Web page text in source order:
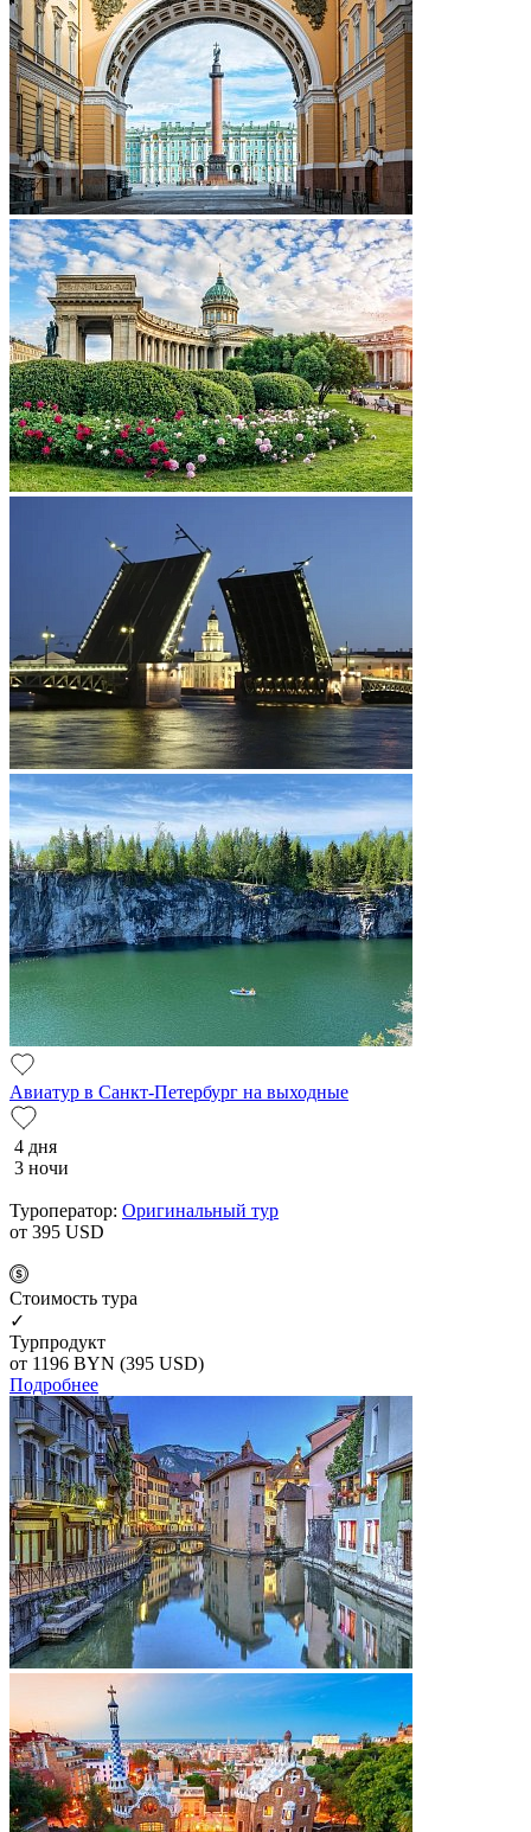
Авиатур в Санкт-Петербург на выходные
4 дня
3 ночи
Туроператор: Оригинальный тур
от 395 USD
Cтоимость тура
✓
Турпродукт
от 1196 BYN (395 USD)
Подробнее